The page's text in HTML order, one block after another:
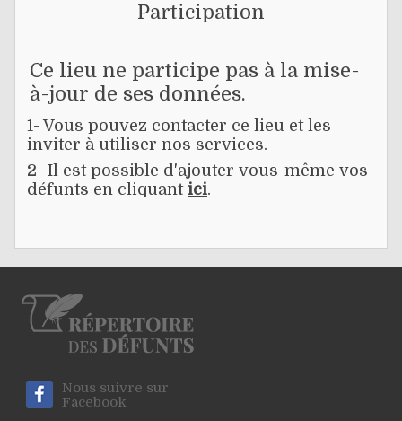
Participation
Ce lieu ne participe pas à la mise-
à-jour de ses données.
1- Vous pouvez contacter ce lieu et les
inviter à utiliser nos services.
2- Il est possible d'ajouter vous-même vos
défunts en cliquant ici.
Nous suivre sur
Facebook